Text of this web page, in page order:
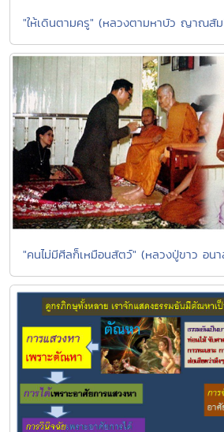
"ให้เดินตามครู" (หลวงตามหาบัว ญาณสัม
"คนไม่มีศีลก็เหมือนสัตว์" (หลวงปู่ขาว อนา